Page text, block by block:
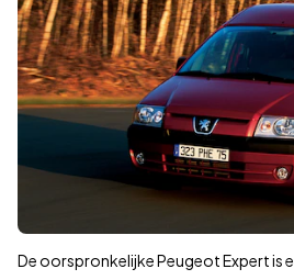
De oorspronkelijke Peugeot Expert is